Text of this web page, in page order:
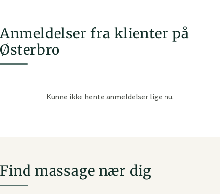
Anmeldelser fra klienter på
Østerbro
Find massage nær dig